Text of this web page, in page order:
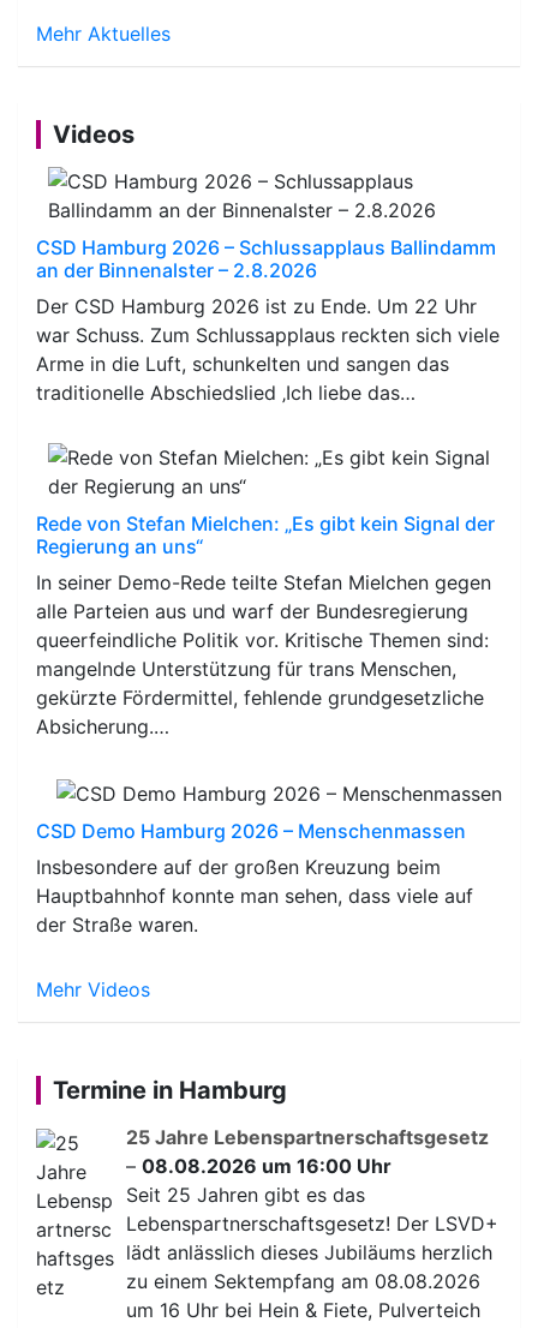
Mehr Aktuelles
Videos
CSD Hamburg 2026 – Schlussapplaus Ballindamm
an der Binnenalster – 2.8.2026
Der CSD Hamburg 2026 ist zu Ende. Um 22 Uhr
war Schuss. Zum Schlussapplaus reckten sich viele
Arme in die Luft, schunkelten und sangen das
traditionelle Abschiedslied ‚Ich liebe das…
Rede von Stefan Mielchen: „Es gibt kein Signal der
Regierung an uns“
In seiner Demo-Rede teilte Stefan Mielchen gegen
alle Parteien aus und warf der Bundesregierung
queerfeindliche Politik vor. Kritische Themen sind:
mangelnde Unterstützung für trans Menschen,
gekürzte Fördermittel, fehlende grundgesetzliche
Absicherung.…
CSD Demo Hamburg 2026 – Menschenmassen
Insbesondere auf der großen Kreuzung beim
Hauptbahnhof konnte man sehen, dass viele auf
der Straße waren.
Mehr Videos
Termine in Hamburg
25 Jahre Lebenspartnerschaftsgesetz
– 08.08.2026 um 16:00 Uhr
Seit 25 Jahren gibt es das
Lebenspartnerschaftsgesetz! Der LSVD+
lädt anlässlich dieses Jubiläums herzlich
zu einem Sektempfang am 08.08.2026
um 16 Uhr bei Hein & Fiete, Pulverteich